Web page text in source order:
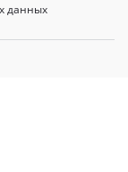
данных